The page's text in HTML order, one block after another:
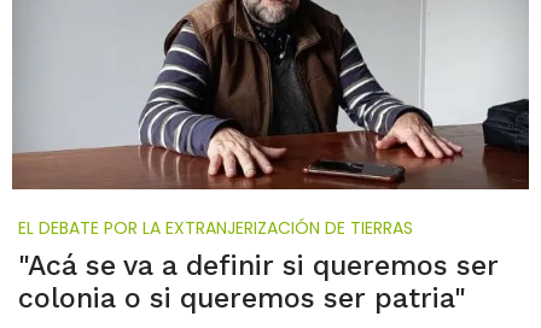
EL DEBATE POR LA EXTRANJERIZACIÓN DE TIERRAS
"Acá se va a definir si queremos ser
colonia o si queremos ser patria"